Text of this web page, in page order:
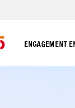
ENGAGEMENT